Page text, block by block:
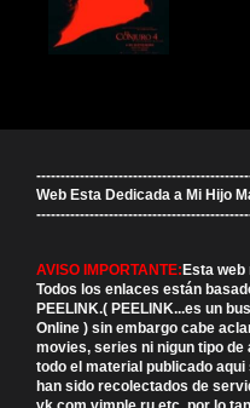
Web Esta Dedicada a Mi Hijo
AVISO IMPORTANTE:Esta web
Todos los enlaces están
PEELINK.( PEELINK...es un
Online ) sin embargo cabe
movies, series ni nigun tipo
todo el material publicado
han sido recolectados de